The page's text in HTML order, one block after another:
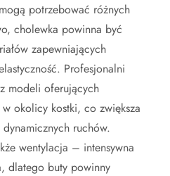
potrzebować różnych
cholewka powinna być
zapewniających
Profesjonalni
modeli oferujących
okolicy kostki, co zwiększa
ruchów.
wentylacja – intensywna
dlatego buty powinny